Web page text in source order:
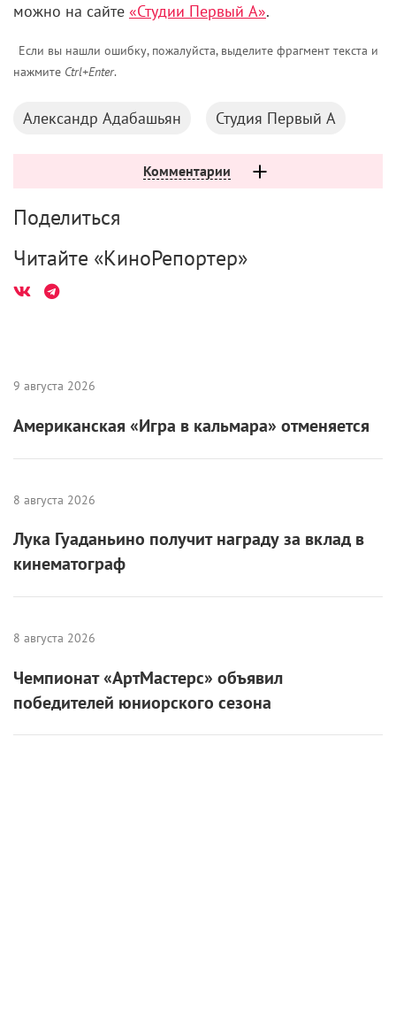
можно на сайте «Студии Первый А».
Если вы нашли ошибку, пожалуйста, выделите фрагмент текста и
нажмите Ctrl+Enter.
Александр Адабашьян Студия Первый А
Комментарии
Поделиться
Читайте «КиноРепортер»
9 августа 2026
Американская «Игра в кальмара» отменяется
8 августа 2026
Лука Гуаданьино получит награду за вклад в
кинематограф
8 августа 2026
Чемпионат «АртМастерс» объявил
победителей юниорского сезона